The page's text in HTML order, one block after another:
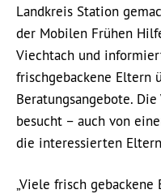
Landkreis Station
der Mobilen Frühen
Viechtach und
frischgebackene Eltern
Beratungsangebote.
besucht – auch von
die interessierten
„Viele frisch